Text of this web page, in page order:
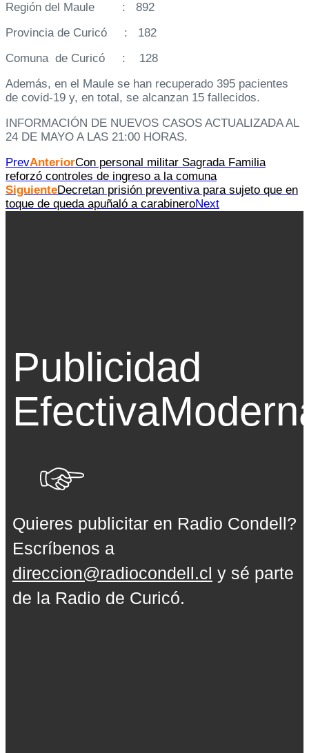
Región del Maule : 892
Provincia de Curicó : 182
Comuna de Curicó : 128
Además, en el Maule se han recuperado 395 pacientes
de covid-19 y, en total, se alcanzan 15 fallecidos.
INFORMACIÓN DE NUEVOS CASOS ACTUALIZADA AL
24 DE MAYO A LAS 21:00 HORAS.
PrevAnteriorCon personal militar Sagrada Familia
reforzó controles de ingreso a la comuna
SiguienteDecretan prisión preventiva para sujeto que en
toque de queda apuñaló a carabineroNext
Publicidad
Efectiva
Quieres publicitar en Radio Condell?
Escríbenos a
direccion@radiocondell.cl y sé parte
de la Radio de Curicó.